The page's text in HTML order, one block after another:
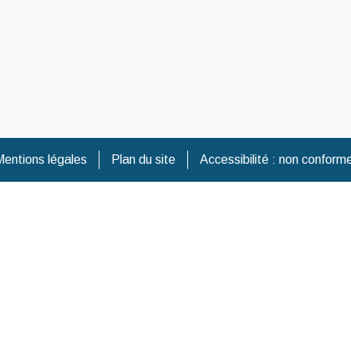
légales Plan du site Accessibilité : non